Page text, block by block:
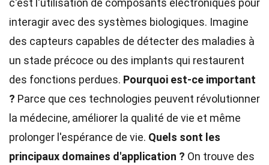
c'est l'utilisation de composants électroniques pour
interagir avec des systèmes biologiques. Imagine
des capteurs capables de détecter des maladies à
un stade précoce ou des implants qui restaurent
des fonctions perdues. Pourquoi est-ce important
? Parce que ces technologies peuvent révolutionner
la médecine, améliorer la qualité de vie et même
prolonger l'espérance de vie. Quels sont les
principaux domaines d'application ? On trouve des